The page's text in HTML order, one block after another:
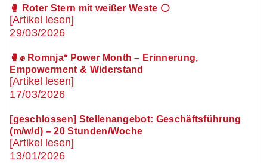
🥊 Roter Stern mit weißer Weste ⚪
[Artikel lesen]
29/03/2026
🥊✊ Romnja* Power Month – Erinnerung,
Empowerment & Widerstand
[Artikel lesen]
17/03/2026
[geschlossen] Stellenangebot: Geschäftsführung
(m/w/d) – 20 Stunden/Woche
[Artikel lesen]
13/01/2026